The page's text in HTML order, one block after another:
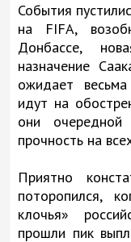
События
на FIFA,
Донбассе,
назначение
ожидает
идут на
они
прочность на
Приятно
поторопился,
клочья»
прошли пик